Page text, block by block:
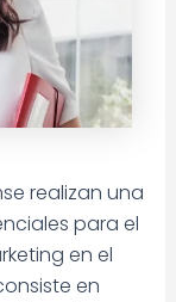
realizan una
para el
en el
en